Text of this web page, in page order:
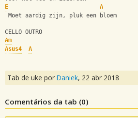
E
A
Moet aardig zijn, pluk een bloem
CELLO OUTRO
Am
Asus4
A
Tab de uke por Daniek, 22 abr 2018
Comentários da tab (0)